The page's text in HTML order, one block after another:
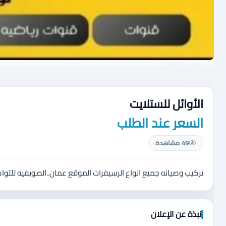
الأوائل للستلايت
السعر عند الطلب
49 مشاهدة
تركيب وصيانه جميع انواع الرسيفرات الموقع عمان..الصويفيه للتواصل
نبذة عن الإعلان